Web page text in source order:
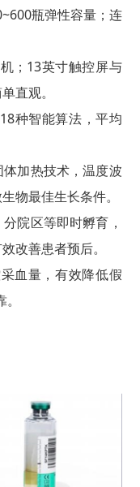
瓶弹性容量；连
；13英寸触控屏与
直观。
种智能算法，平均
加热技术，温度波
物最佳生长条件。
院区等即时孵育，
改善患者预后。
血量，有效降低假